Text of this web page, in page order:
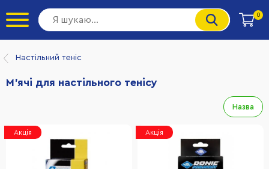
0
Настільний теніс
М'ячі для настільного тенісу
Назва
Акція Акція